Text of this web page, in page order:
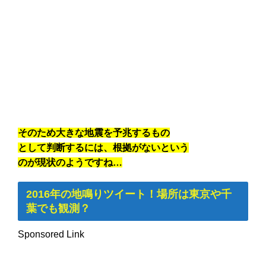
そのため大きな地震を予兆するもの
として判断するには、根拠がないという
のが現状のようですね…
2016年の地鳴りツイート！場所は東京や千
葉でも観測？
Sponsored Link